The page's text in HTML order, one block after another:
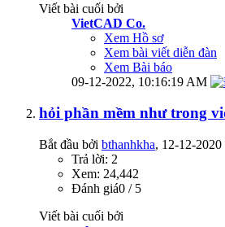
Viết bài cuối bởi
VietCAD Co.
Xem Hồ sơ
Xem bài viết diễn đàn
Xem Bài báo
09-12-2022, 10:16:19 AM
hỏi phần mềm như trong
Bắt đầu bởi bthanhkha‎, 12-12-
Trả lời: 2
Xem: 24,442
Đánh giá0 / 5
Viết bài cuối bởi